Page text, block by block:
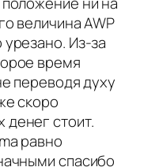
величина AWP
Из-за
время
переводя духу
скоро
стоит.
равно
спасибо